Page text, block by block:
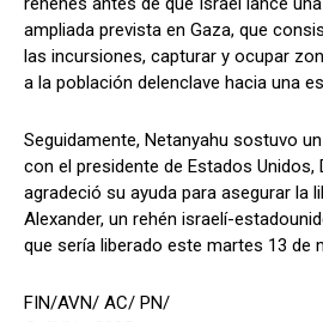
ampliada prevista en Gaza, que
las incursiones, capturar y ocupar
a la población delenclave hacia una
Seguidamente, Netanyahu sostuvo
con el presidente de Estados Unidos,
agradeció su ayuda para asegurar la
Alexander, un rehén israelí-
que sería liberado este martes 13 de
FIN/AVN/ AC/ PN/